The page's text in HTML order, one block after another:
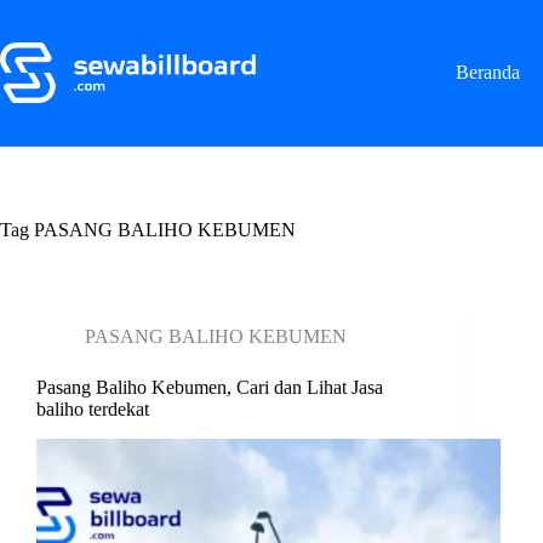
k
i
p
t
c
e
Beranda
Tag PASANG BALIHO KEBUMEN
PASANG BALIHO KEBUMEN
Pasang Baliho Kebumen, Cari dan Lihat Jasa
baliho terdekat